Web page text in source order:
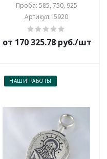
Проба: 585, 750, 925
Артикул: i5920
от 170 325.78 руб./шт
НАШИ РАБОТЫ